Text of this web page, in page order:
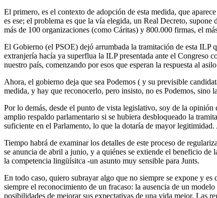
El primero, es el contexto de adopción de esta medida, que
es ese; el problema es que la vía elegida, un Real Decreto,
más de 100 organizaciones (como Cáritas) y 800.000 firmas, el
El Gobierno (el PSOE) dejó arrumbada la tramitación de esta ILP
extranjería hacía ya superflua la ILP presentada ante el Congreso
nuestro país, comenzando por esos que esperan la respuesta al
Ahora, el gobierno deja que sea Podemos ( y su previsible
medida, y hay que reconocerlo, pero insisto, no es Podemos, sino
Por lo demás, desde el punto de vista legislativo, soy de la
amplio respaldo parlamentario si se hubiera desbloqueado la
suficiente en el Parlamento, lo que la dotaría de mayor
Tiempo habrá de examinar los detalles de este proceso de
se anuncia de abril a junio, y a quiénes se extiende el beneficio
la competencia lingüísitca -un asunto muy sensible para Junts.
En todo caso, quiero subrayar algo que no siempre se expone y
siempre el reconocimiento de un fracaso: la ausencia de un
posibilidades de mejorar sus expectativas de una vida mejor. Las